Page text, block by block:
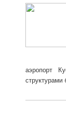
аэропорт
структурами